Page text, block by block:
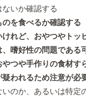
いか確認する
を食べるか確認する
れど、おやつやトッ
嗜好性の問題である
つや手作りの食材す
われるため注意が必
のか、あるいは特定